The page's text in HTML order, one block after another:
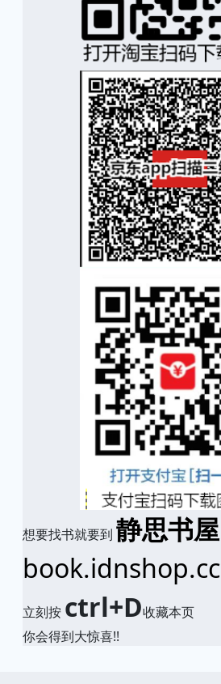
想要找书就要到 静思书屋
book.idnshop.cc
立刻按 ctrl+D收藏本页
你会得到大惊喜!!